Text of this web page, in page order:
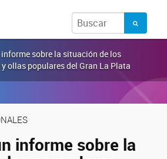
sobre la situación de los
ollas populares del Gran La Plata
informe sobre la